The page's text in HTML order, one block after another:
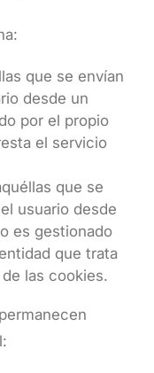
que se envían
desde un
por el propio
el servicio
que se
usuario desde
es gestionado
que trata
las cookies.